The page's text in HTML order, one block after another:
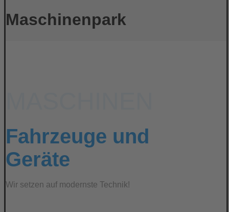
Maschinenpark
Fahrzeuge und
Geräte
Wir setzen auf modernste Technik!